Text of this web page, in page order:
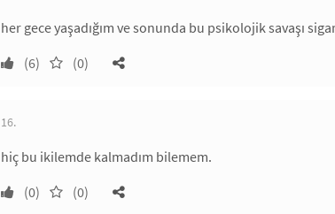
her gece yaşadığım ve sonunda bu psikolojik savaşı
(6)
(0)
16.
hiç bu ikilemde kalmadım bilemem.
(0)
(0)